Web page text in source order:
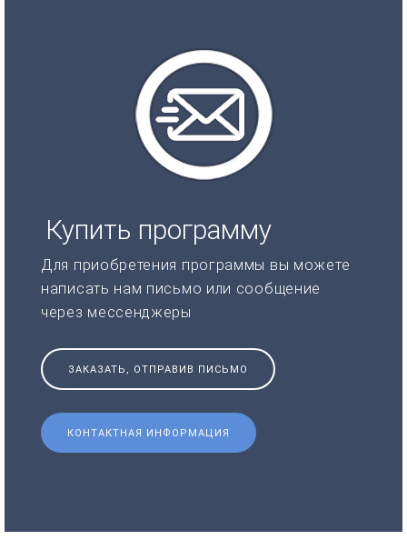
Купить программу
Для приобретения программы вы можете
написать нам письмо или сообщение
через мессенджеры
ЗАКАЗАТЬ, ОТПРАВИВ ПИСЬМО
КОНТАКТНАЯ ИНФОРМАЦИЯ